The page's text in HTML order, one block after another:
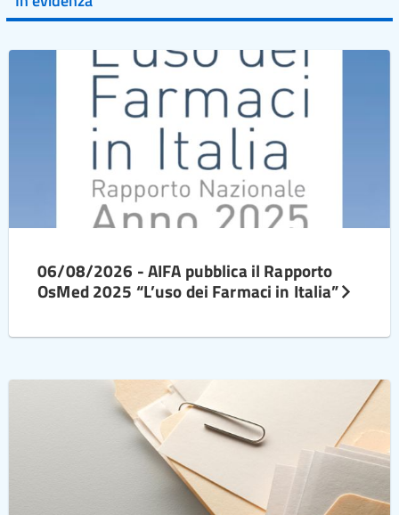
06/08/2026 - AIFA pubblica il Rapporto
OsMed 2025 “L’uso dei Farmaci in Italia”